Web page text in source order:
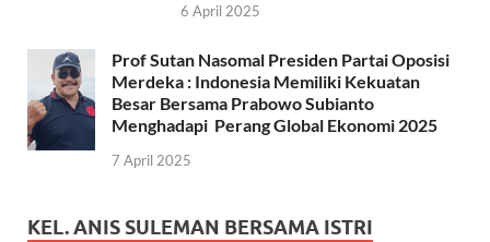
6 April 2025
Prof Sutan Nasomal Presiden Partai Oposisi
Merdeka : Indonesia Memiliki Kekuatan
Besar Bersama Prabowo Subianto
Menghadapi Perang Global Ekonomi 2025
7 April 2025
KEL. ANIS SULEMAN BERSAMA ISTRI